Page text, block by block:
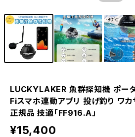
LUCKYLAKER 魚群探知機 ポー
Fiスマホ連動アプリ 投げ釣り ワ
正規品 技適「FF916.A」
¥15,400